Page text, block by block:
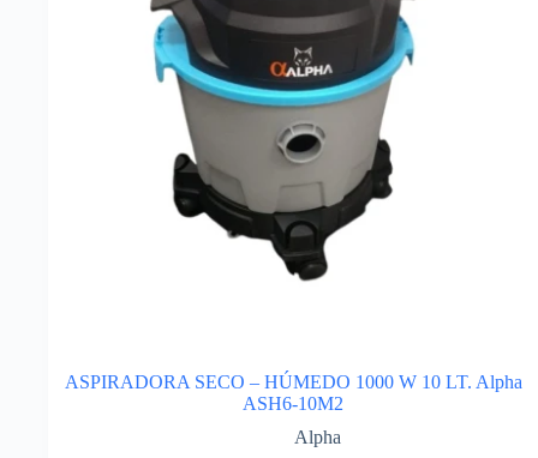
ASPIRADORA SECO – HÚMEDO 1000 W 10 LT. Alpha
ASH6-10M2
Alpha